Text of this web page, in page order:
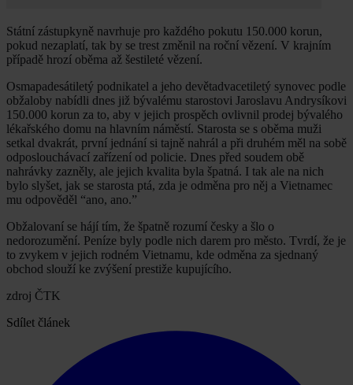
Státní zástupkyně navrhuje pro každého pokutu 150.000 korun,
pokud nezaplatí, tak by se trest změnil na roční vězení. V krajním
případě hrozí oběma až šestileté vězení.
Osmapadesátiletý podnikatel a jeho devětadvacetiletý synovec podle
obžaloby nabídli dnes již bývalému starostovi Jaroslavu Andrysíkovi
150.000 korun za to, aby v jejich prospěch ovlivnil prodej bývalého
lékařského domu na hlavním náměstí. Starosta se s oběma muži
setkal dvakrát, první jednání si tajně nahrál a při druhém měl na sobě
odposlouchávací zařízení od policie. Dnes před soudem obě
nahrávky zazněly, ale jejich kvalita byla špatná. I tak ale na nich
bylo slyšet, jak se starosta ptá, zda je odměna pro něj a Vietnamec
mu odpověděl “ano, ano.”
Obžalovaní se hájí tím, že špatně rozumí česky a šlo o
nedorozumění. Peníze byly podle nich darem pro město. Tvrdí, že je
to zvykem v jejich rodném Vietnamu, kde odměna za sjednaný
obchod slouží ke zvýšení prestiže kupujícího.
zdroj ČTK
Sdílet článek